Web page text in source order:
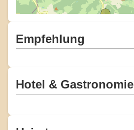
Empfehlung
Hotel & Gastronomie